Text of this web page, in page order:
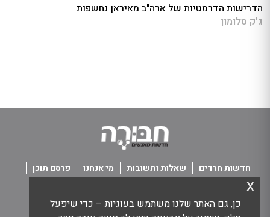
כן, גם האתר שלנו משתמש בעוגיות – כדי שיפעל
x
הדרישות הדרמטיות של ארה"ב מאיראן נחשפות
ג'ק סלומון
חדשות חרדים שאלות ותשובות מי אנחנו
פרסם תוכן